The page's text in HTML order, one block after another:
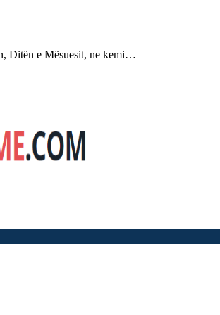
Ditën e Mësuesit, ne kemi…